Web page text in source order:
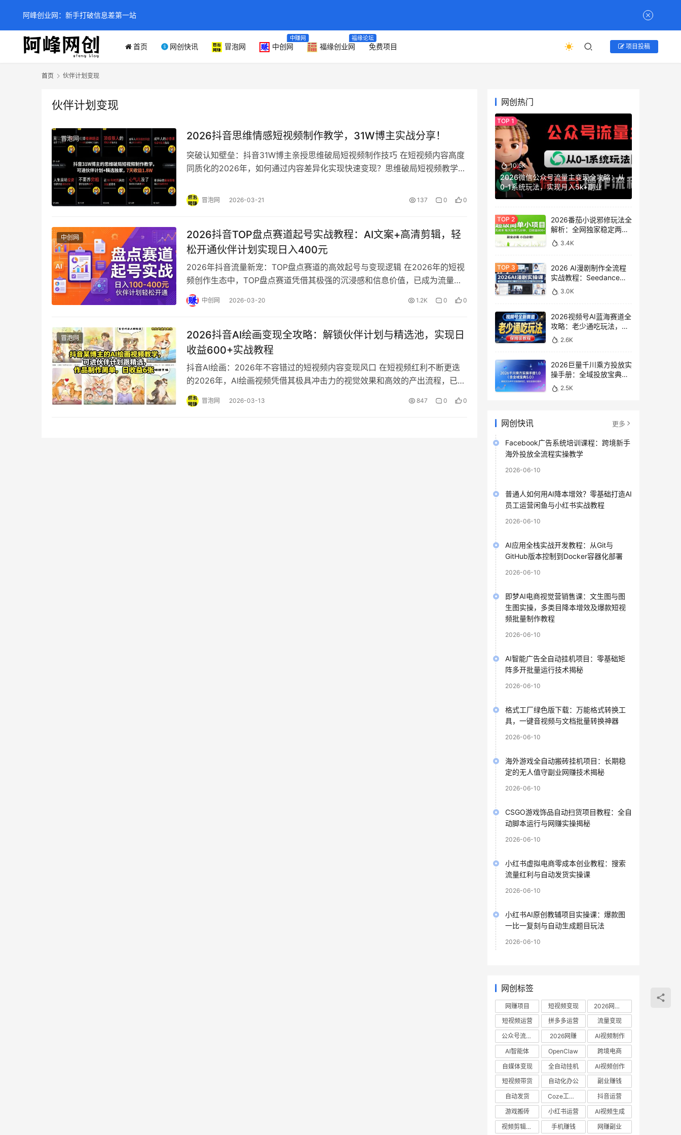
首页 网创快讯 冒泡网 中创网
中赚网
福缘创业网
福缘论坛
免费项目 项目投稿
首页 伙伴计划变现
伙伴计划变现
冒泡网 2026抖音思维情感短视频制作教学，31W博主实战分享！
突破认知壁垒：抖音31W博主亲授思维破局短视频制作技巧 在短视频内容高度
同质化的2026年，如何通过内容差异化实现快速变现？思维破局短视频教学为
冒泡网 2026-03-21 137 0 0
中创网
2026抖音TOP盘点赛道起号实战教程：AI文案+高清剪辑，轻
松开通伙伴计划实现日入400元
2026年抖音流量新宠：TOP盘点赛道的高效起号与变现逻辑 在2026年的短视
频创作生态中，TOP盘点赛道凭借其极强的沉浸感和信息价值，已成为流量增
长最快的垂直领域之一。通过制作“…
中创网 2026-03-20 1.2K 0 0
冒泡网
2026抖音AI绘画变现全攻略：解锁伙伴计划与精选池，实现日
收益600+实战教程
抖音AI绘画：2026年不容错过的短视频内容变现风口 在短视频红利不断更迭
的2026年，AI绘画视频凭借其极具冲击力的视觉效果和高效的产出流程，已经
成为无数副业创作者的盈利利器。本…
冒泡网 2026-03-13 847 0 0
网创热门
10.5K
2026微信公众号流量主变现全攻略：从
0-1系统玩法，实现月入5k+副业
2026番茄小说邪修玩法全
解析：全网独家稳定两年
老项目，助你日赚
500+稿费收益
3.4K
2026 AI漫剧制作全流程
实战教程：Seedance
2.0即梦视频生成与小说
授权教学
3.0K
2026视频号AI蓝海赛道全
攻略：老少通吃玩法，零
基础保姆级副业增收教程
2.6K
2026巨量千川乘方投放实
操手册：全域投放宝典
5.0深度解析ROI提升方案
2.5K
网创快讯 更多
Facebook广告系统培训课程：跨境新手
海外投放全流程实操教学
2026-06-10
普通人如何用AI降本增效？零基础打造AI
员工运营闲鱼与小红书实战教程
2026-06-10
AI应用全栈实战开发教程：从Git与
GitHub版本控制到Docker容器化部署
2026-06-10
即梦AI电商视觉营销售课：文生图与图
生图实操，多类目降本增效及爆款短视
频批量制作教程
2026-06-10
AI智能广告全自动挂机项目：零基础矩
阵多开批量运行技术揭秘
2026-06-10
格式工厂绿色版下载：万能格式转换工
具，一键音视频与文档批量转换神器
2026-06-10
海外游戏全自动搬砖挂机项目：长期稳
定的无人值守副业网赚技术揭秘
2026-06-10
CSGO游戏饰品自动扫货项目教程：全自
动脚本运行与网赚实操揭秘
2026-06-10
小红书虚拟电商零成本创业教程：搜索
流量红利与自动发货实操课
2026-06-10
小红书AI原创教辅项目实操课：爆款图
一比一复刻与自动生成题目玩法
2026-06-10
网创标签
网赚项目 短视频变现
2026网赚项目
短视频运营
拼多多运营
流量变现
公众号流量主
2026网赚
AI视频制作
AI智能体
OpenClaw
跨境电商
自媒体变现
全自动挂机
AI视频创作
短视频带货
自动化办公
副业赚钱
自动发货
Coze工作流
抖音运营
游戏搬砖
小红书运营
AI视频生成
视频剪辑教程
手机赚钱 网赚副业
阿峰创业网：新手打破信息差第一站